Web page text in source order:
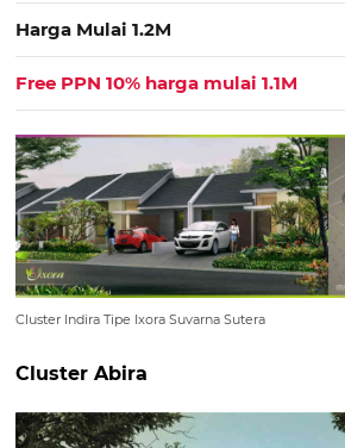
Harga Mulai 1.2M
Free PPN 10% harga mulai 1.1M
Cluster Indira Tipe Ixora Suvarna Sutera
Cluster Abira